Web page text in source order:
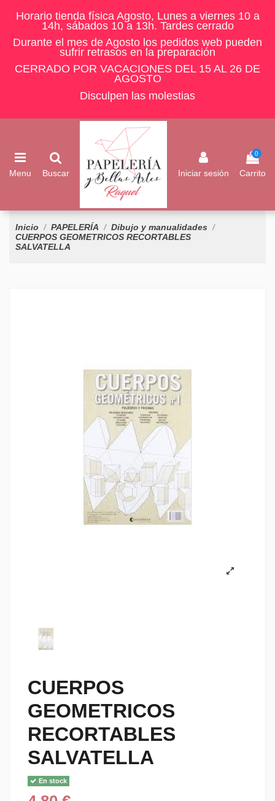
Horario tienda física Agosto, Lunes a viernes 10 a
14h, sábados 10 a 13h. Tardes cerrado
Durante el mes de Agosto los pedidos web pueden
sufrir retrasos en la preparación
CERRADO POR VACACIONES DEL 15 AL 26 DE
AGOSTO
Disculpen las molestias
Menu Buscar Iniciar sesión
0
Carrito
Inicio PAPELERÍA
Dibujo y manualidades
CUERPOS GEOMETRICOS RECORTABLES
SALVATELLA
CUERPOS
GEOMETRICOS
RECORTABLES
SALVATELLA
En stock